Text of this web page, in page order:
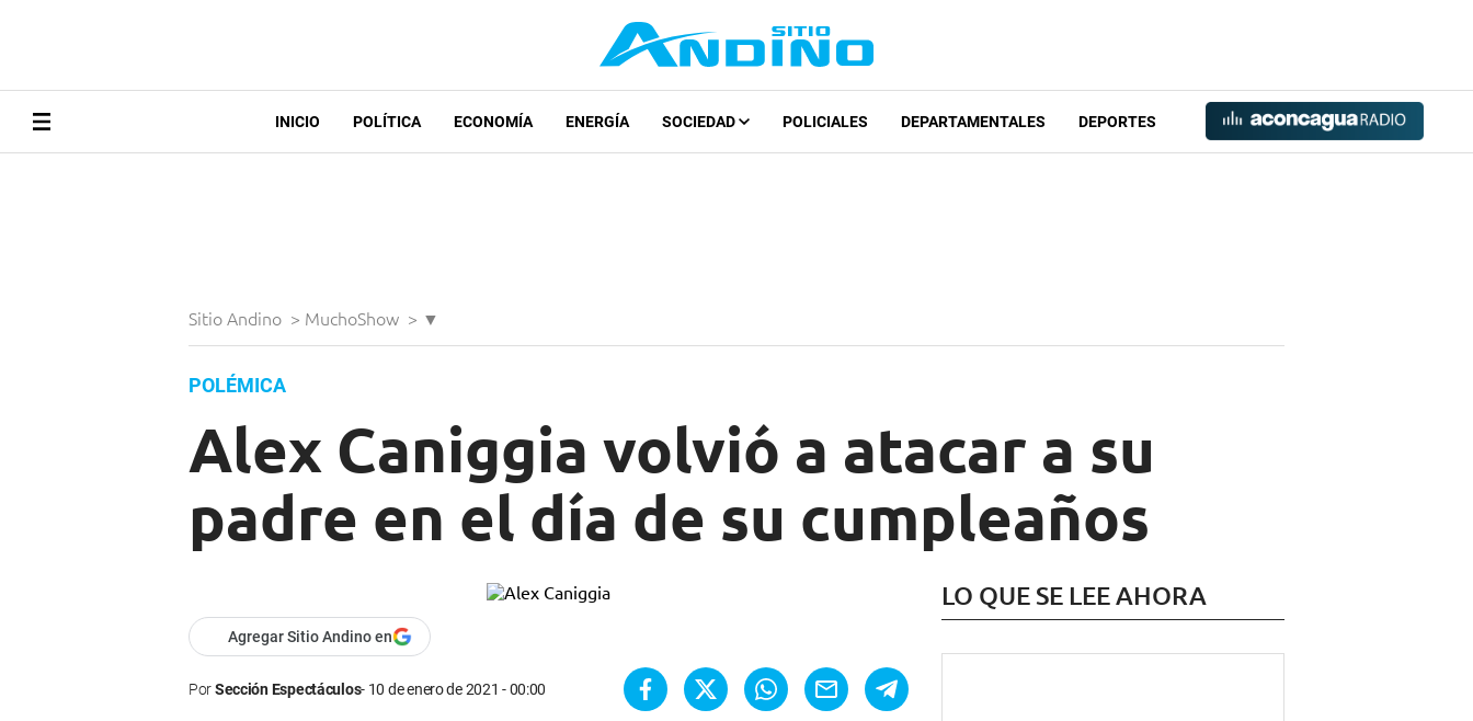
INICIO POLÍTICA ECONOMÍA ENERGÍA SOCIEDAD POLICIALES DEPARTAMENTALES DEPORTES
Sitio Andino > MuchoShow > ▼
POLÉMICA
Alex Caniggia volvió a atacar a su
padre en el día de su cumpleaños
Agregar Sitio Andino en
PorSección Espectáculos 10 de enero de 2021 - 00:00
LO QUE SE LEE AHORA